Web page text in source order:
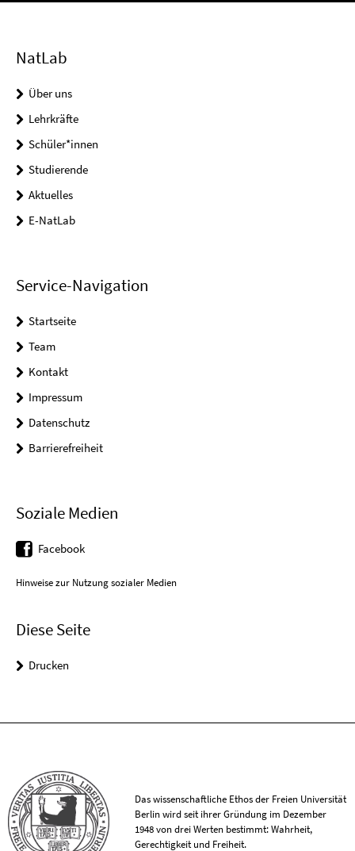
NatLab
Über uns
Lehrkräfte
Schüler*innen
Studierende
Aktuelles
E-NatLab
Service-Navigation
Startseite
Team
Kontakt
Impressum
Datenschutz
Barrierefreiheit
Soziale Medien
Facebook
Hinweise zur Nutzung sozialer Medien
Diese Seite
Drucken
Das wissenschaftliche Ethos der Freien Universität
Berlin wird seit ihrer Gründung im Dezember
1948 von drei Werten bestimmt: Wahrheit,
Gerechtigkeit und Freiheit.